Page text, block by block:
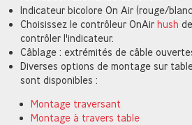
Indicateur bicolore On Air (rouge/
Choisissez le contrôleur OnAirhush
contrôler l'indicateur.
Câblage : extrémités de câble
Diverses options de montage sur
sont disponibles :
Montage traversant
Montage à travers table